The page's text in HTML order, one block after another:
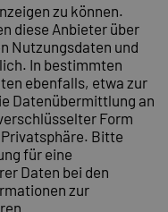
zu können.
diese Anbieter über
Nutzungsdaten und
In bestimmten
ebenfalls, etwa zur
Datenübermittlung an
Form
Bitte
für eine
Daten bei den
zur